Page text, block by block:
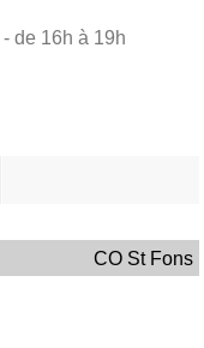
- de 16h à 19h
CO St Fons